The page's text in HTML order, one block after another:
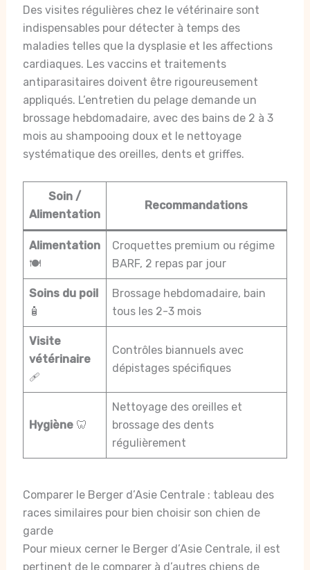
Des visites régulières chez le vétérinaire sont
indispensables pour détecter à temps des
maladies telles que la dysplasie et les affections
cardiaques. Les vaccins et traitements
antiparasitaires doivent être rigoureusement
appliqués. L’entretien du pelage demande un
brossage hebdomadaire, avec des bains de 2 à 3
mois au shampooing doux et le nettoyage
systématique des oreilles, dents et griffes.
Soin /
Alimentation
Recommandations
Alimentation
🍽️
Croquettes premium ou régime
BARF, 2 repas par jour
Soins du poil
🧴
Brossage hebdomadaire, bain
tous les 2-3 mois
Visite
vétérinaire
🩹
Contrôles biannuels avec
dépistages spécifiques
Hygiène🦷
Nettoyage des oreilles et
brossage des dents
régulièrement
Comparer le Berger d’Asie Centrale : tableau des
races similaires pour bien choisir son chien de
garde
Pour mieux cerner le Berger d’Asie Centrale, il est
pertinent de le comparer à d’autres chiens de